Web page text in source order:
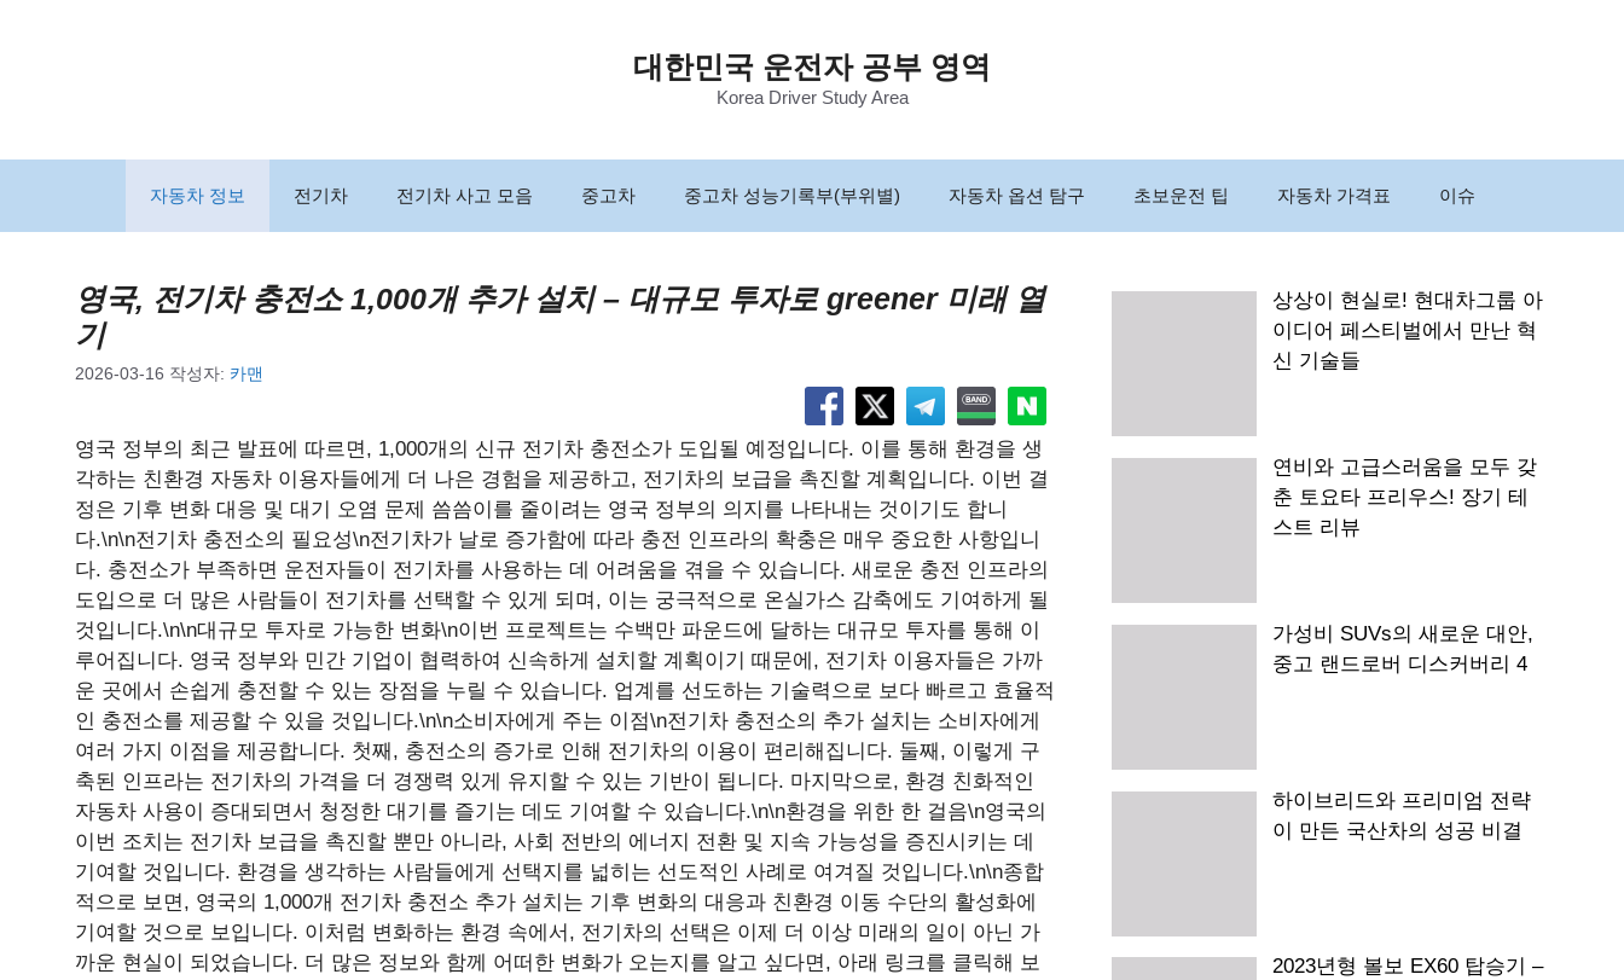
너
대한민국 운전자 공부 영역
Korea Driver Study Area
자동차 정보 전기차 전기차 사고 모음 중고차 중고차 성능기록부(부위별) 자동차 옵션 탐구 초보운전 팁 자동차 가격표 이슈
영국, 전기차 충전소 1,000개 추가 설치 – 대규모 투자로 greener 미래 열
기
2026-03-16 작성자: 카맨
영국 정부의 최근 발표에 따르면, 1,000개의 신규 전기차 충전소가 도입될 예정입니다. 이를 통해 환경을 생
각하는 친환경 자동차 이용자들에게 더 나은 경험을 제공하고, 전기차의 보급을 촉진할 계획입니다. 이번 결
정은 기후 변화 대응 및 대기 오염 문제 씀씀이를 줄이려는 영국 정부의 의지를 나타내는 것이기도 합니
다.\n\n전기차 충전소의 필요성\n전기차가 날로 증가함에 따라 충전 인프라의 확충은 매우 중요한 사항입니
다. 충전소가 부족하면 운전자들이 전기차를 사용하는 데 어려움을 겪을 수 있습니다. 새로운 충전 인프라의
도입으로 더 많은 사람들이 전기차를 선택할 수 있게 되며, 이는 궁극적으로 온실가스 감축에도 기여하게 될
것입니다.\n\n대규모 투자로 가능한 변화\n이번 프로젝트는 수백만 파운드에 달하는 대규모 투자를 통해 이
루어집니다. 영국 정부와 민간 기업이 협력하여 신속하게 설치할 계획이기 때문에, 전기차 이용자들은 가까
운 곳에서 손쉽게 충전할 수 있는 장점을 누릴 수 있습니다. 업계를 선도하는 기술력으로 보다 빠르고 효율적
인 충전소를 제공할 수 있을 것입니다.\n\n소비자에게 주는 이점\n전기차 충전소의 추가 설치는 소비자에게
여러 가지 이점을 제공합니다. 첫째, 충전소의 증가로 인해 전기차의 이용이 편리해집니다. 둘째, 이렇게 구
축된 인프라는 전기차의 가격을 더 경쟁력 있게 유지할 수 있는 기반이 됩니다. 마지막으로, 환경 친화적인
자동차 사용이 증대되면서 청정한 대기를 즐기는 데도 기여할 수 있습니다.\n\n환경을 위한 한 걸음\n영국의
이번 조치는 전기차 보급을 촉진할 뿐만 아니라, 사회 전반의 에너지 전환 및 지속 가능성을 증진시키는 데
기여할 것입니다. 환경을 생각하는 사람들에게 선택지를 넓히는 선도적인 사례로 여겨질 것입니다.\n\n종합
적으로 보면, 영국의 1,000개 전기차 충전소 추가 설치는 기후 변화의 대응과 친환경 이동 수단의 활성화에
기여할 것으로 보입니다. 이처럼 변화하는 환경 속에서, 전기차의 선택은 이제 더 이상 미래의 일이 아닌 가
까운 현실이 되었습니다. 더 많은 정보와 함께 어떠한 변화가 오는지를 알고 싶다면, 아래 링크를 클릭해 보
상상이 현실로! 현대차그룹 아
이디어 페스티벌에서 만난 혁
신 기술들
연비와 고급스러움을 모두 갖
춘 토요타 프리우스! 장기 테
스트 리뷰
가성비 SUVs의 새로운 대안,
중고 랜드로버 디스커버리 4
하이브리드와 프리미엄 전략
이 만든 국산차의 성공 비결
2023년형 볼보 EX60 탑승기 –